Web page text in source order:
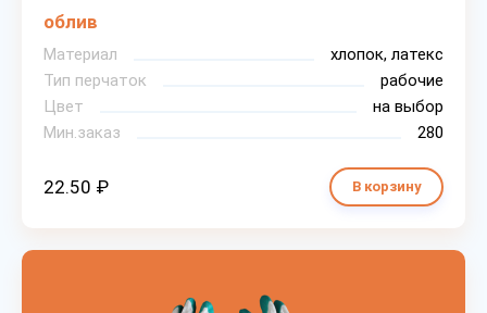
облив
Материал
хлопок, латекс
Тип перчаток
рабочие
Цвет
на выбор
Мин.заказ
280
22.50 ₽ В корзину